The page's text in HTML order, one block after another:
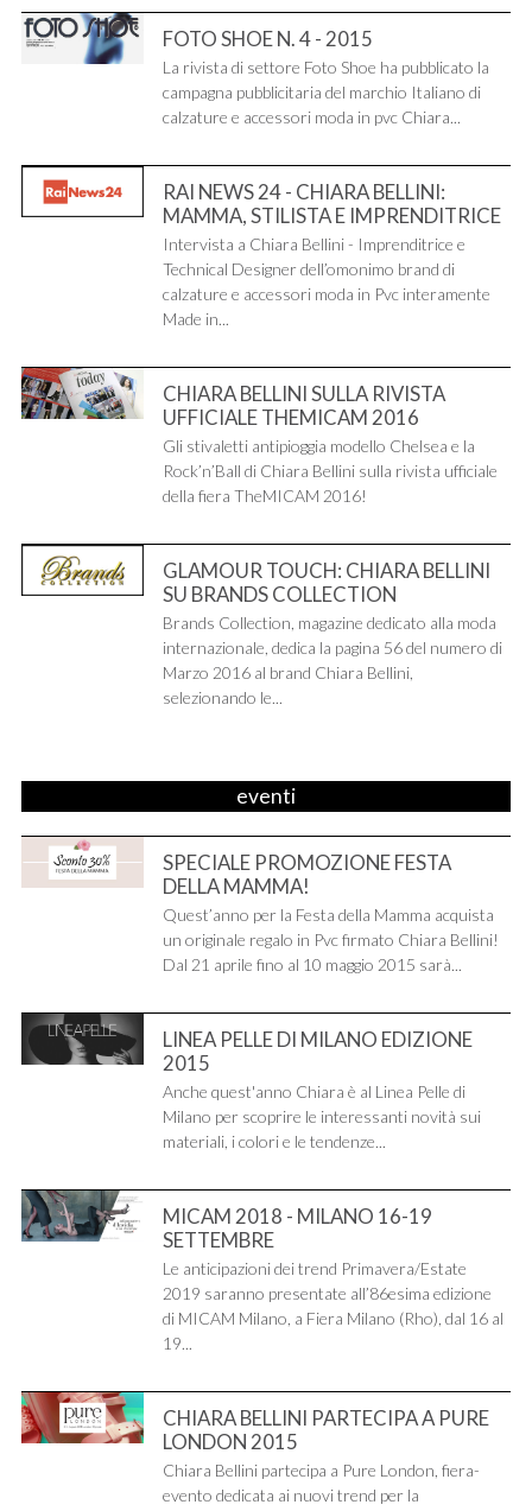
FOTO SHOE N. 4 - 2015
La rivista di settore Foto Shoe ha pubblicato la
campagna pubblicitaria del marchio Italiano di
calzature e accessori moda in pvc Chiara...
RAI NEWS 24 - CHIARA BELLINI:
MAMMA, STILISTA E IMPRENDITRICE
Intervista a Chiara Bellini - Imprenditrice e
Technical Designer dell’omonimo brand di
calzature e accessori moda in Pvc interamente
Made in...
CHIARA BELLINI SULLA RIVISTA
UFFICIALE THEMICAM 2016
Gli stivaletti antipioggia modello Chelsea e la
Rock’n’Ball di Chiara Bellini sulla rivista ufficiale
della fiera TheMICAM 2016!
GLAMOUR TOUCH: CHIARA BELLINI
SU BRANDS COLLECTION
Brands Collection, magazine dedicato alla moda
internazionale, dedica la pagina 56 del numero di
Marzo 2016 al brand Chiara Bellini,
selezionando le...
eventi
SPECIALE PROMOZIONE FESTA
DELLA MAMMA!
Quest’anno per la Festa della Mamma acquista
un originale regalo in Pvc firmato Chiara Bellini!
Dal 21 aprile fino al 10 maggio 2015 sarà...
LINEA PELLE DI MILANO EDIZIONE
2015
Anche quest'anno Chiara è al Linea Pelle di
Milano per scoprire le interessanti novità sui
materiali, i colori e le tendenze...
MICAM 2018 - MILANO 16-19
SETTEMBRE
Le anticipazioni dei trend Primavera/Estate
2019 saranno presentate all’86esima edizione
di MICAM Milano, a Fiera Milano (Rho), dal 16 al
19...
CHIARA BELLINI PARTECIPA A PURE
LONDON 2015
Chiara Bellini partecipa a Pure London, fiera-
evento dedicata ai nuovi trend per la